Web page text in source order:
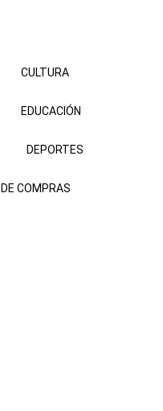
CULTURA
EDUCACIÓN
DEPORTES
DE COMPRAS